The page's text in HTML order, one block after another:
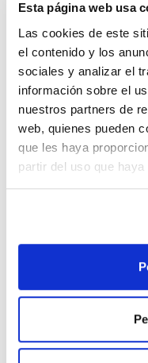
Esta página web usa
Las cookies de este
el contenido y los
sociales y analizar el
información sobre el
nuestros partners de
web, quienes pueden
que les haya
partir del uso que
Descripción
Para bote de 60 y
125 ml
1
Referencia
038-080003
x
Disponibilidad
Ver stock
038-080005
x